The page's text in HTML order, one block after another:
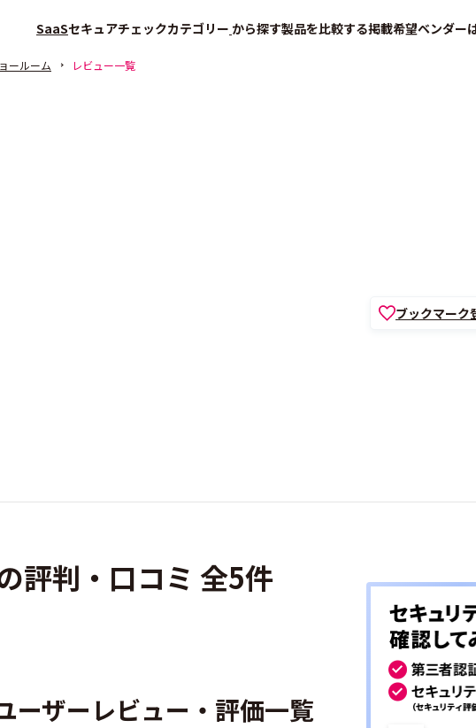
SaaSセキュアチェックカテゴリー から探す製品を比較する掲載希望ベンダー
ールーム レビュー一覧
ブックマーク
評判・口コミ 全5件
ーザーレビュー・評価一覧